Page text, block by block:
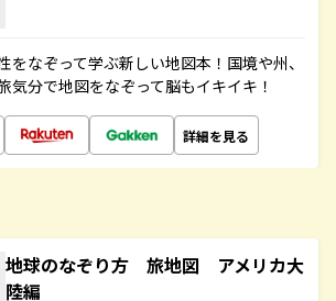
をなぞって学ぶ新しい地図本！国境や州、
気分で地図をなぞって脳もイキイキ！
詳細を見る
地球のなぞり方 旅地図 アメリカ大
陸編